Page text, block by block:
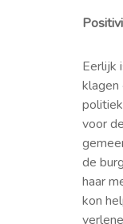
Eerlijk
klagen
voor
de
haar
kon